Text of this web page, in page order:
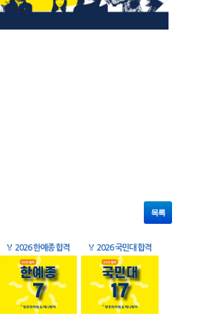
목록
🏅 2026 한예종 합격 🏅 2026 국민대 합격